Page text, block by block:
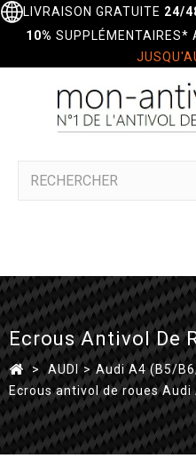
LIVRAISON GRATUITE 24/
10% SUPPLÉMENTAIRES*
Ecrous Antivol De
> AUDI > Audi A4 (B5/
Ecrous antivol de roues Audi